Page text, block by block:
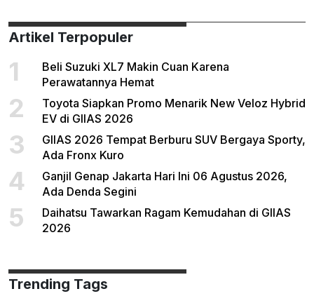
Artikel Terpopuler
1
Beli Suzuki XL7 Makin Cuan Karena
Perawatannya Hemat
2
Toyota Siapkan Promo Menarik New Veloz Hybrid
EV di GIIAS 2026
3
GIIAS 2026 Tempat Berburu SUV Bergaya Sporty,
Ada Fronx Kuro
4
Ganjil Genap Jakarta Hari Ini 06 Agustus 2026,
Ada Denda Segini
5
Daihatsu Tawarkan Ragam Kemudahan di GIIAS
2026
Trending Tags